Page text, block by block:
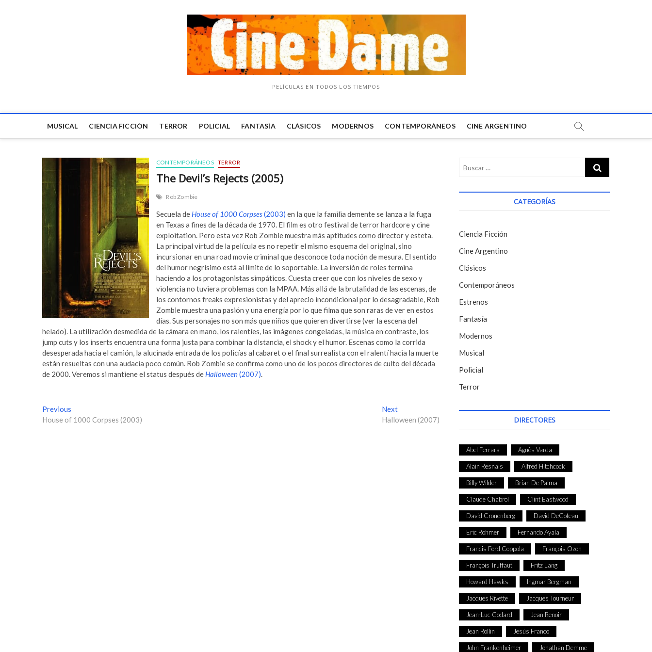
PELÍCULAS EN TODOS LOS TIEMPOS
MUSICAL CIENCIA FICCIÓN TERROR POLICIAL FANTASÍA CLÁSICOS MODERNOS CONTEMPORÁNEOS CINE ARGENTINO
CONTEMPORÁNEOS TERROR
The Devil’s Rejects (2005)
Rob Zombie
Secuela de House of 1000 Corpses(2003) en la que la familia demente se lanza a la fuga
en Texas a fines de la década de 1970. El film es otro festival de terror hardcore y cine
exploitation. Pero esta vez Rob Zombie muestra más aptitudes como director y esteta.
La principal virtud de la película es no repetir el mismo esquema del original, sino
incursionar en una road movie criminal que desconoce toda noción de mesura. El sentido
del humor negrísimo está al límite de lo soportable. La inversión de roles termina
haciendo a los protagonistas simpáticos. Cuesta creer que con los niveles de sexo y
violencia no tuviera problemas con la MPAA. Más allá de la brutalidad de las escenas, de
los contornos freaks expresionistas y del aprecio incondicional por lo desagradable, Rob
Zombie muestra una pasión y una energía por lo que filma que son raras de ver en estos
días. Sus personajes no son más que niños que quieren divertirse (ver la escena del
helado). La utilización desmedida de la cámara en mano, los ralentíes, las imágenes congeladas, la música en contraste, los
jump cuts y los inserts encuentra una forma justa para combinar la distancia, el shock y el humor. Escenas como la corrida
desesperada hacia el camión, la alucinada entrada de los policías al cabaret o el final surrealista con el ralentí hacia la muerte
están resueltas con una audacia poco común. Rob Zombie se confirma como uno de los pocos directores de culto del década
de 2000. Veremos si mantiene el status después de Halloween(2007).
N
a
Previous
r
House of 1000 Corpses (2003)
Next
e
Halloween (2007)
CATEGORÍAS
Ciencia Ficción
Cine Argentino
Clásicos
Contemporáneos
Estrenos
Fantasía
Modernos
Musical
Policial
Terror
DIRECTORES
Abel Ferrara Agnès Varda
Alain Resnais Alfred Hitchcock
Billy Wilder Brian De Palma
Claude Chabrol Clint Eastwood
David Cronenberg David DeCoteau
Eric Rohmer Fernando Ayala
Francis Ford Coppola François Ozon
François Truffaut Fritz Lang
Howard Hawks Ingmar Bergman
Jacques Rivette Jacques Tourneur
Jean-Luc Godard Jean Renoir
Jean Rollin Jesús Franco
John Frankenheimer Jonathan Demme